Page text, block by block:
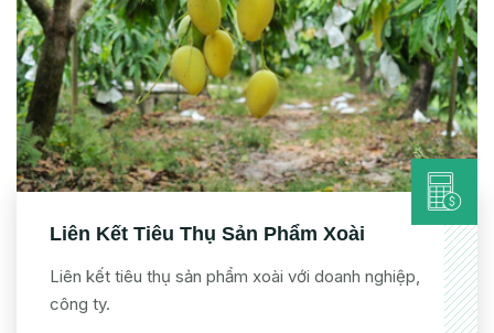
Liên Kết Tiêu Thụ Sản Phẩm Xoài
Liên kết tiêu thụ sản phẩm xoài với doanh nghiệp,
công ty.